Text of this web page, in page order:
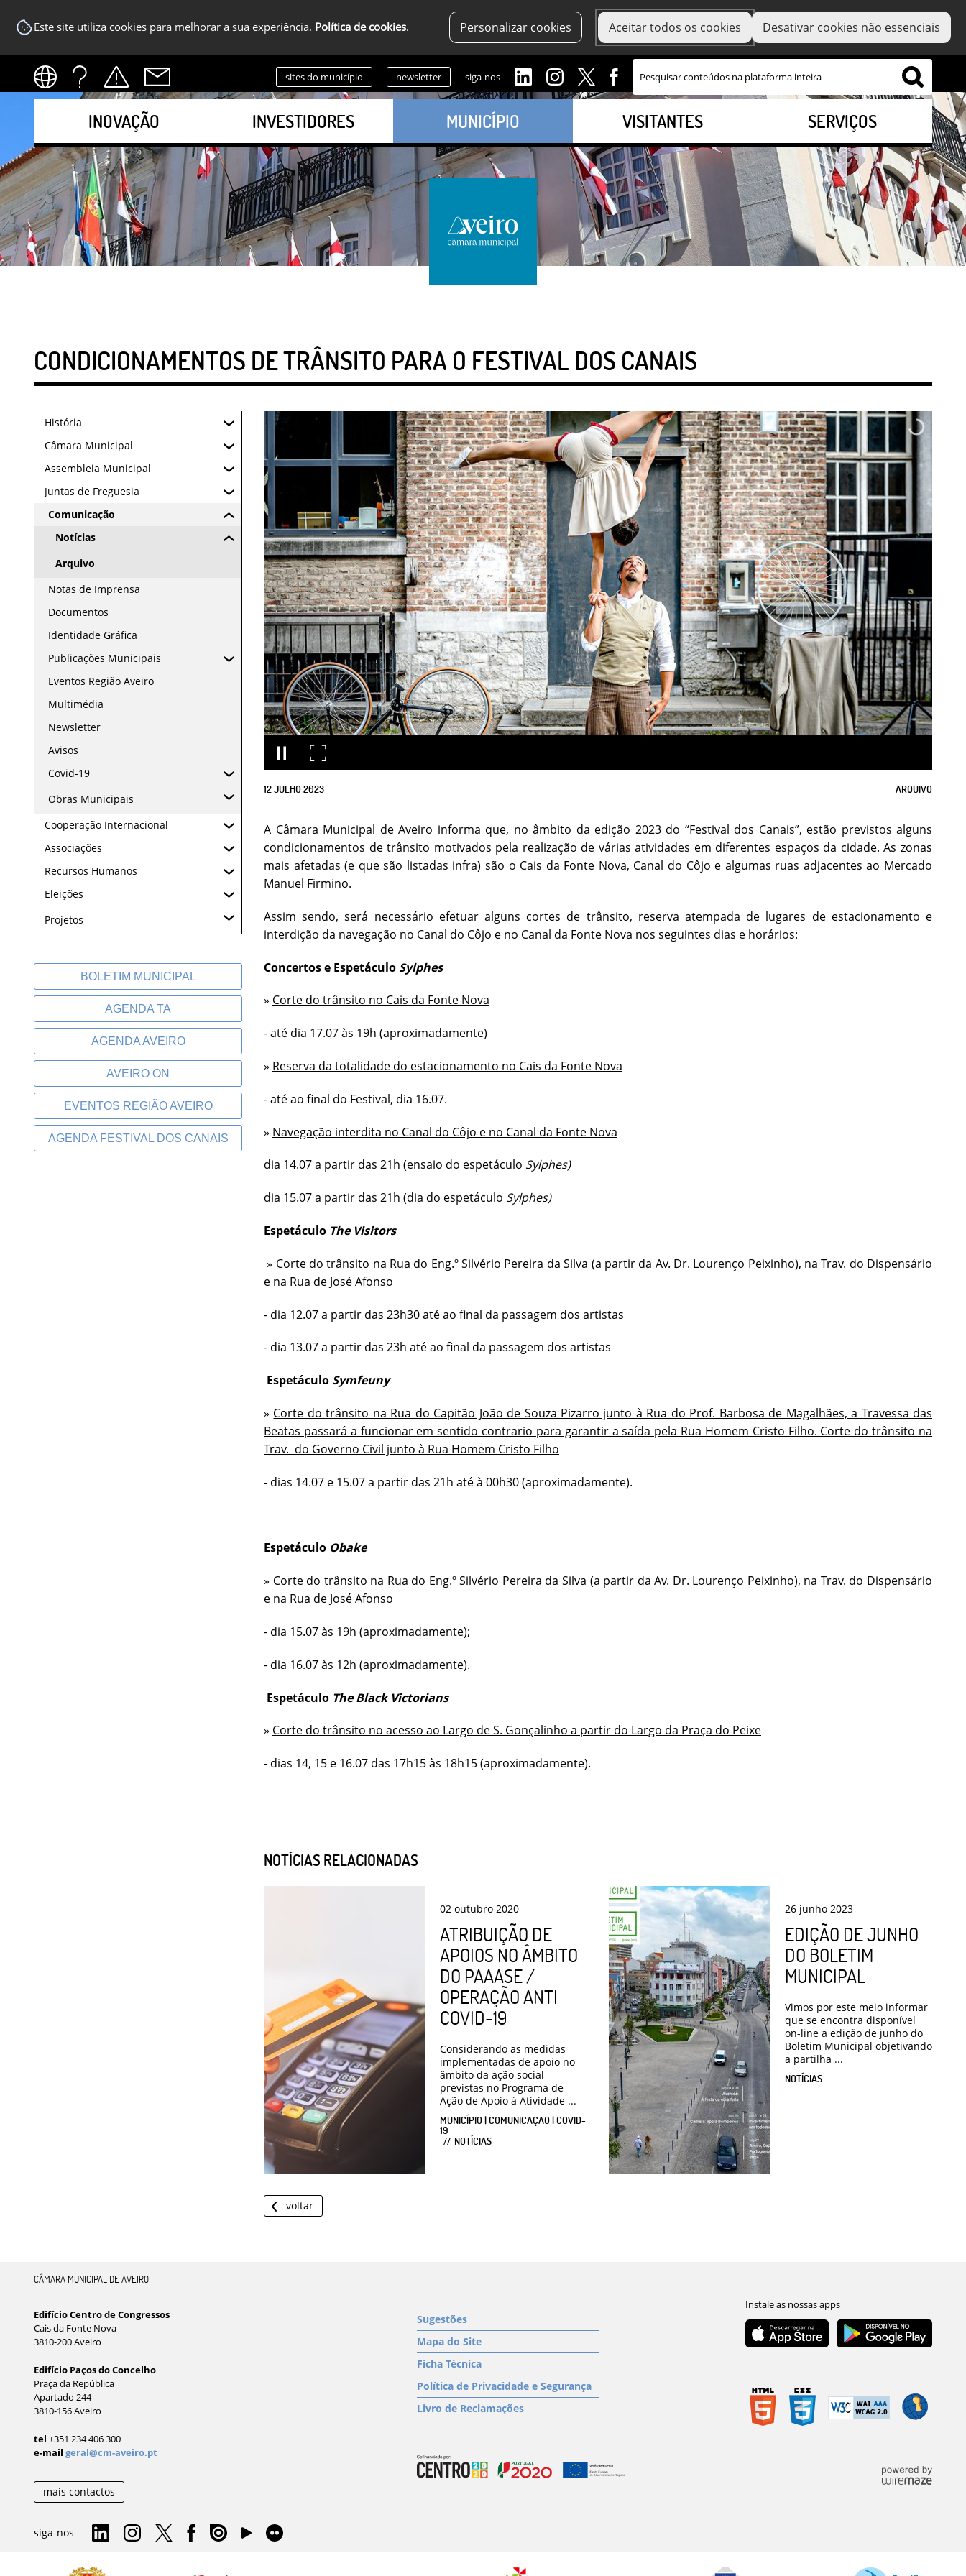
Este site utiliza cookies para melhorar a sua experiência. Política de cookies. Personalizar cookies Aceitar todos os cookies Desativar cookies não essenciais
sites do município newsletter siga-nos
INOVAÇÃO INVESTIDORES MUNICÍPIO VISITANTES SERVIÇOS
CONDICIONAMENTOS DE TRÂNSITO PARA O FESTIVAL DOS CANAIS
História
Câmara Municipal
Assembleia Municipal
Juntas de Freguesia
Comunicação
Notícias
Arquivo
Notas de Imprensa
Documentos
Identidade Gráfica
Publicações Municipais
Eventos Região Aveiro
Multimédia
Newsletter
Avisos
Covid-19
Obras Municipais
Cooperação Internacional
Associações
Recursos Humanos
Eleições
Projetos
BOLETIM MUNICIPAL
AGENDA TA
AGENDA AVEIRO
AVEIRO ON
EVENTOS REGIÃO AVEIRO
AGENDA FESTIVAL DOS CANAIS
12JULHO2023 ARQUIVO
A Câmara Municipal de Aveiro informa que, no âmbito da edição 2023 do “Festival dos Canais”, estão previstos alguns
condicionamentos de trânsito motivados pela realização de várias atividades em diferentes espaços da cidade. As zonas
mais afetadas (e que são listadas infra) são o Cais da Fonte Nova, Canal do Côjo e algumas ruas adjacentes ao Mercado
Manuel Firmino.
Assim sendo, será necessário efetuar alguns cortes de trânsito, reserva atempada de lugares de estacionamento e
interdição da navegação no Canal do Côjo e no Canal da Fonte Nova nos seguintes dias e horários:
Concertos e Espetáculo Sylphes
» Corte do trânsito no Cais da Fonte Nova
- até dia 17.07 às 19h (aproximadamente)
» Reserva da totalidade do estacionamento no Cais da Fonte Nova
- até ao final do Festival, dia 16.07.
» Navegação interdita no Canal do Côjo e no Canal da Fonte Nova
dia 14.07 a partir das 21h (ensaio do espetáculo Sylphes)
dia 15.07 a partir das 21h (dia do espetáculo Sylphes)
Espetáculo The Visitors
» Corte do trânsito na Rua do Eng.º Silvério Pereira da Silva (a partir da Av. Dr. Lourenço Peixinho), na Trav. do Dispensário
e na Rua de José Afonso
- dia 12.07 a partir das 23h30 até ao final da passagem dos artistas
- dia 13.07 a partir das 23h até ao final da passagem dos artistas
Espetáculo Symfeuny
» Corte do trânsito na Rua do Capitão João de Souza Pizarro junto à Rua do Prof. Barbosa de Magalhães, a Travessa das
Beatas passará a funcionar em sentido contrario para garantir a saída pela Rua Homem Cristo Filho. Corte do trânsito na
Trav. do Governo Civil junto à Rua Homem Cristo Filho
- dias 14.07 e 15.07 a partir das 21h até à 00h30 (aproximadamente).
Espetáculo Obake
» Corte do trânsito na Rua do Eng.º Silvério Pereira da Silva (a partir da Av. Dr. Lourenço Peixinho), na Trav. do Dispensário
e na Rua de José Afonso
- dia 15.07 às 19h (aproximadamente);
- dia 16.07 às 12h (aproximadamente).
Espetáculo The Black Victorians
» Corte do trânsito no acesso ao Largo de S. Gonçalinho a partir do Largo da Praça do Peixe
- dias 14, 15 e 16.07 das 17h15 às 18h15 (aproximadamente).
NOTÍCIAS RELACIONADAS
02 outubro 2020
ATRIBUIÇÃO DE
APOIOS NO ÂMBITO
DO PAAASE /
OPERAÇÃO ANTI
COVID-19
Considerando as medidas
implementadas de apoio no
âmbito da ação social
previstas no Programa de
Ação de Apoio à Atividade ...
MUNICÍPIO | COMUNICAÇÃO | COVID-
19
NOTÍCIAS
26 junho 2023
EDIÇÃO DE JUNHO
DO BOLETIM
MUNICIPAL
Vimos por este meio informar
que se encontra disponível
on-line a edição de junho do
Boletim Municipal objetivando
a partilha ...
NOTÍCIAS
voltar
CÂMARA MUNICIPAL DE AVEIRO
Edifício Centro de Congressos
Cais da Fonte Nova
3810-200 Aveiro
Edifício Paços do Concelho
Praça da República
Apartado 244
3810-156 Aveiro
tel +351 234 406 300
e-mail geral@cm-aveiro.pt
mais contactos
siga-nos
Sugestões
Mapa do Site
Ficha Técnica
Política de Privacidade e Segurança
Livro de Reclamações